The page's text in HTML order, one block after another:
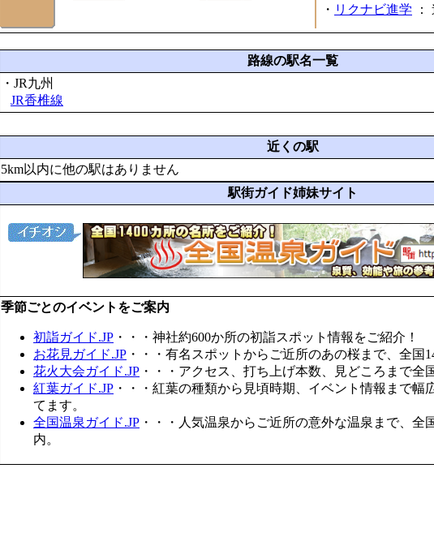
・ リクナビ進学 ：
路線の駅名一覧
・JR九州
JR香椎線
近くの駅
5km以内に他の駅はありません
駅街ガイド姉妹サイト
季節ごとのイベントをご案内
初詣ガイド.JP ・・・神社約600か所の初詣スポット情報をご紹介！
お花見ガイド.JP ・・・有名スポットからご近所のあの桜まで、全国
花火大会ガイド.JP ・・・アクセス、打ち上げ本数、見どころまで全
紅葉ガイド.JP ・・・紅葉の種類から見頃時期、イベント情報まで幅
てます。
全国温泉ガイド.JP ・・・人気温泉からご近所の意外な温泉まで、全
内。